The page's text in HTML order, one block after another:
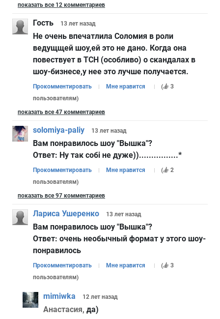
показать все 12 комментариев
Гость 13 лет назад
Не очень впечатлила Соломия в роли
ведущщей шоу,ей это не дано. Когда она
повествует в ТСН (особливо) о скандалах в
шоу-бизнесе,у нее это лучше получается.
Прокомментировать Мне нравится (
3
пользователям)
показать все 47 комментариев
solomiya-paliy 13 лет назад
Вам понравилось шоу "Вышка"?
Ответ: Ну так собі не дуже))................*
Прокомментировать Мне нравится (
2
пользователям)
показать все 97 комментариев
Лариса Ушеренко 13 лет назад
Вам понравилось шоу "Вышка"?
Ответ: очень необычный формат у этого шоу-
понравилось
Прокомментировать Мне нравится (
3
пользователям)
mimiwka 12 лет назад
Анастасия, да)